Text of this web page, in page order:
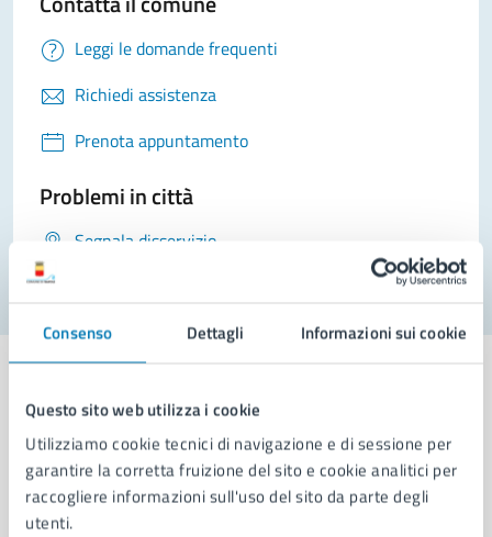
Consenso Dettagli Informazioni sui cookie
Questo sito web utilizza i cookie
Utilizziamo cookie tecnici di navigazione e di sessione per
garantire la corretta fruizione del sito e cookie analitici per
raccogliere informazioni sull'uso del sito da parte degli
utenti.
Leggi le domande frequenti
Richiedi assistenza
Prenota appuntamento
Problemi in città
Segnala disservizio
Comune di Napoli
AMMINISTRAZIONE